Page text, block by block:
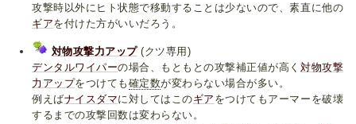
攻撃時以外にヒト状態で移動することは少ないので、素直に他の
ギアを付けた方がいいだろう。
対物攻撃力アップ(クツ専用)
デンタルワイパーの場合、もともとの攻撃補正値が高く対物攻撃
力アップをつけても 確定数が変わらない場合が多い。
例えばナイスダマに対してはこのギア をつけてもアーマーを破壊
するまでの攻撃回数は変わらない。